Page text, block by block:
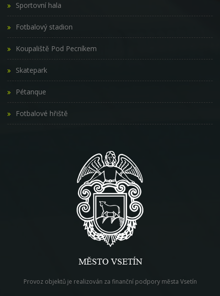
Sportovní hala
Fotbalový stadion
Koupaliště Pod Pecníkem
Skatepark
Pétanque
Fotbalové hřiště
Provoz objektů je realizován za finanční podpory města Vsetín